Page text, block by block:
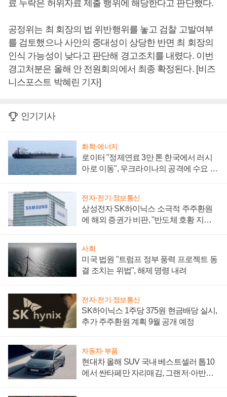
료 누락은 허위자료 제출 행위에 해당한다고 판단했다.
공정위는 최 회장의 법 위반행위를 놓고 검찰 고발여부
를 검토했으나 사안의 중대성이 상당한 반면 최 회장의
인식 가능성이 낮다고 판단해 경고조치를 내렸다. 이번
경고처분은 올해 안 전원회의에서 최종 확정된다. [비즈
니스포스트 박혜린 기자]
인기기사
화학·에너지
로이터 "정제연료 3만 톤 한국에서 러시
아로 이동", 우크라이나의 공격에 수요 늘
전자·전기·정보통신
삼성전자 SK하이닉스 소극적 주주환원
에 해외 증권가 비판, "반도체 호황 지속
사회
미국 법원 "트럼프 정부 풍력 프로젝트 동
결 조치는 위법", 해제 명령 내려
전자·전기·정보통신
SK하이닉스 1주당 375원 현금배당 실시,
추가 주주환원 계획 9월 공개 예정
자동차·부품
현대차 올해 SUV 국내 베스트셀러 톱10
에서 싼타페만 자리매김, 그랜저·아반떼